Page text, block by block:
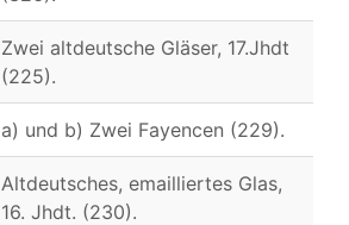
Zwei altdeutsche Gläser, 17.Jhdt
(225).
a) und b) Zwei Fayencen (229).
Altdeutsches, emailliertes Glas,
16. Jhdt. (230).